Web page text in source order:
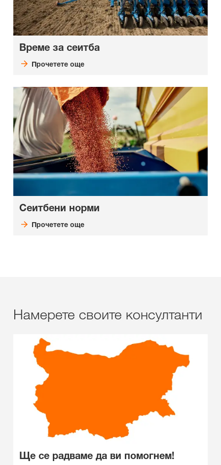
Време за сеитба
Прочетете още
Сеитбени норми
Прочетете още
Намерете своите консултанти
Ще се радваме да ви помогнем!